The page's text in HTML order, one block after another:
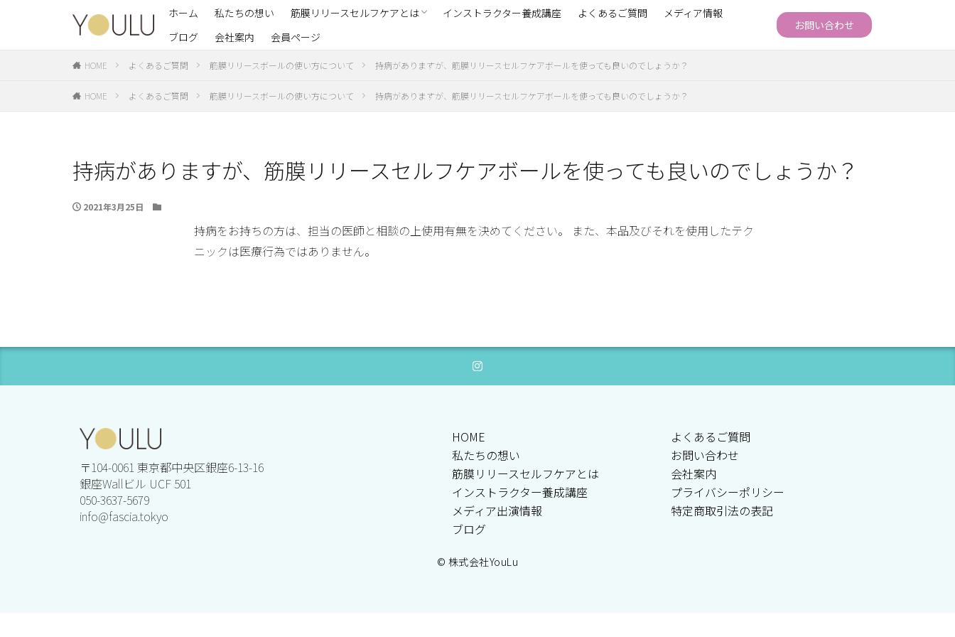
ホーム 私たちの想い 筋膜リリースセルフケアとは
養成講座ご受講者の声
インストラクター紹介
インストラクター養成講座 よくあるご質問
メディア情報
ブログ
会社案内 会員ページ
お問い合わせ
HOME よくあるご質問 筋膜リリースボールの使い方について 持病がありますが、筋膜リリースセルフケアボールを使っても良いのでしょうか？
HOME よくあるご質問 筋膜リリースボールの使い方について 持病がありますが、筋膜リリースセルフケアボールを使っても良いのでしょうか？
持病がありますが、筋膜リリースセルフケアボールを使っても良いのでしょうか？
2021年3月25日
持病をお持ちの方は、担当の医師と相談の上使用有無を決めてください。 また、本品及びそれを使用したテク
ニックは医療行為ではありません。
〒104-0061 東京都中央区銀座6-13-16
銀座Wallビル UCF 501
050-3637-5679
info@fascia.tokyo
HOME
よくあるご質問
私たちの想い
お問い合わせ
筋膜リリースセルフケアとは
会社案内
インストラクター養成講座
プライバシーポリシー
メディア出演情報
特定商取引法の表記
ブログ
© 株式会社YouLu